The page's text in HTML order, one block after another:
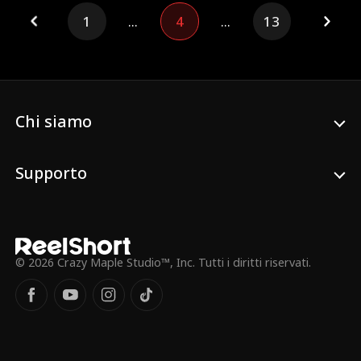
subito il divorzio e sposa all'istante il suo
rivale, lasciando l'ex divorato dai rimorsi.
1 ... 4 ... 13
Chi siamo
Supporto
© 2026 Crazy Maple Studio™, Inc. Tutti i diritti riservati.